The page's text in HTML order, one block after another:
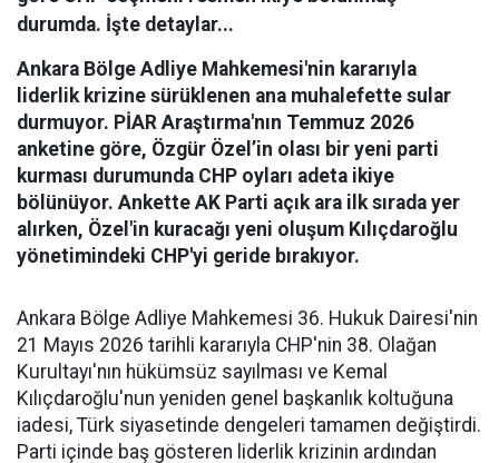
durumda. İşte detaylar...
Ankara Bölge Adliye Mahkemesi'nin kararıyla
liderlik krizine sürüklenen ana muhalefette sular
durmuyor. PİAR Araştırma'nın Temmuz 2026
anketine göre, Özgür Özel’in olası bir yeni parti
kurması durumunda CHP oyları adeta ikiye
bölünüyor. Ankette AK Parti açık ara ilk sırada yer
alırken, Özel'in kuracağı yeni oluşum Kılıçdaroğlu
yönetimindeki CHP'yi geride bırakıyor.
Ankara Bölge Adliye Mahkemesi 36. Hukuk Dairesi'nin
21 Mayıs 2026 tarihli kararıyla CHP'nin 38. Olağan
Kurultayı'nın hükümsüz sayılması ve Kemal
Kılıçdaroğlu'nun yeniden genel başkanlık koltuğuna
iadesi, Türk siyasetinde dengeleri tamamen değiştirdi.
Parti içinde baş gösteren liderlik krizinin ardından